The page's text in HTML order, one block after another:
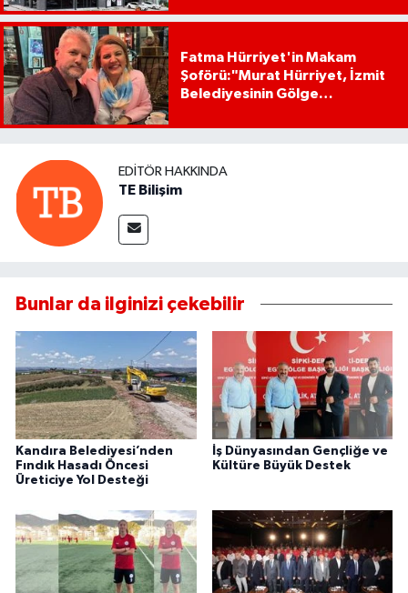
Fatma Hürriyet'in Makam
Şoförü:"Murat Hürriyet, İzmit
Belediyesinin Gölge
EDITÖR HAKKINDA
TE Bilişim
Bunlar da ilginizi çekebilir
Kandıra Belediyesi’nden
Fındık Hasadı Öncesi
Üreticiye Yol Desteği
İş Dünyasından Gençliğe ve
Kültüre Büyük Destek